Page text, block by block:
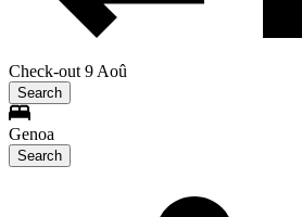
Check-out 9 Aoû
Search
Genoa
Search